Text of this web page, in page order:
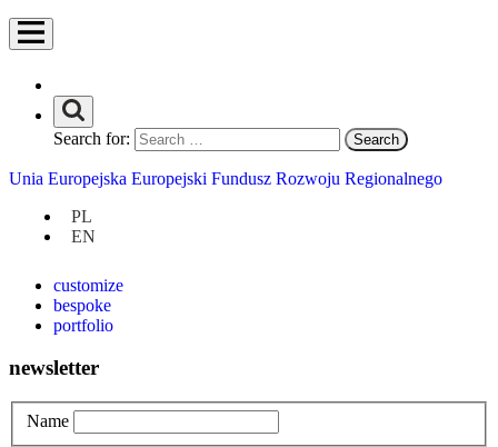
Search for:
Unia Europejska Europejski Fundusz Rozwoju Regionalnego
PL
EN
How we work?
Personalization
Uncategorized
privacy policy
customize
bespoke
portfolio
newsletter
Name